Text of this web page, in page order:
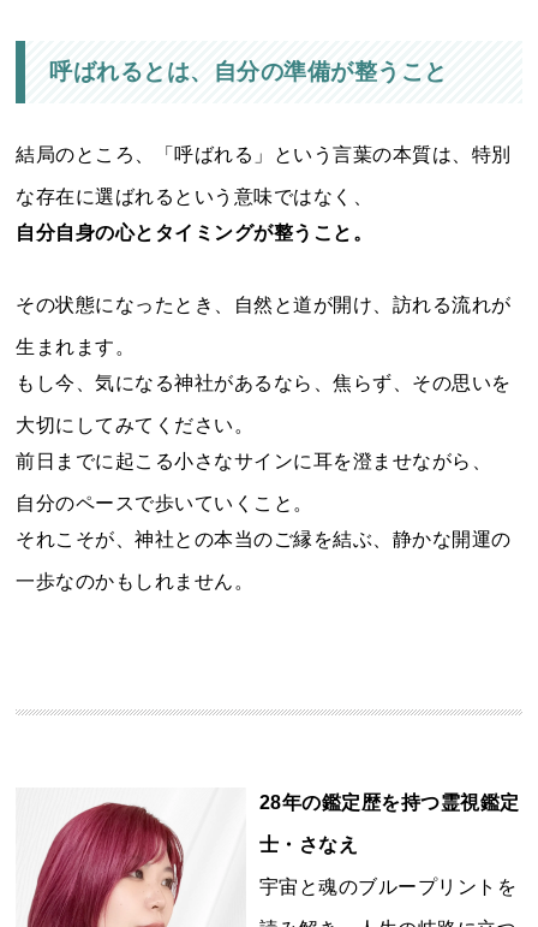
呼ばれるとは、自分の準備が整うこと
結局のところ、「呼ばれる」という言葉の本質は、特別
な存在に選ばれるという意味ではなく、
自分自身の心とタイミングが整うこと。
その状態になったとき、自然と道が開け、訪れる流れが
生まれます。
もし今、気になる神社があるなら、焦らず、その思いを
大切にしてみてください。
前日までに起こる小さなサインに耳を澄ませながら、
自分のペースで歩いていくこと。
それこそが、神社との本当のご縁を結ぶ、静かな開運の
一歩なのかもしれません。
28年の鑑定歴を持つ霊視鑑定
士・さなえ
宇宙と魂のブループリントを